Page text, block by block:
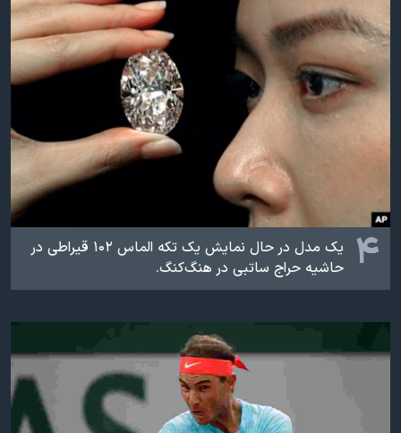
۴
یک مدل در حال نمایش یک تکه الماس ۱۰۲ قیراطی در
حاشیه حراج ساتبی در هنگ‌کنگ.